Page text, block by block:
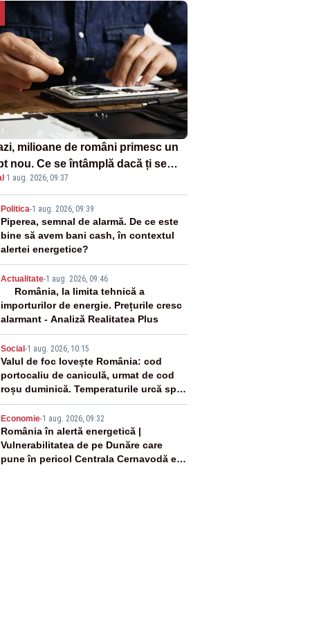
milioane de români primesc un
nou. Ce se întâmplă dacă ți se
un produs
·1 aug. 2026, 09:37
Politica-1 aug. 2026, 09:39
Piperea, semnal de alarmă. De ce este
bine să avem bani cash, în contextul
alertei energetice?
Actualitate-1 aug. 2026, 09:46
România, la limita tehnică a
importurilor de energie. Prețurile cresc
alarmant - Analiză Realitatea Plus
Social -1 aug. 2026, 10:15
Valul de foc lovește România: cod
portocaliu de caniculă, urmat de cod
roșu duminică. Temperaturile urcă spre
40°C
Economie-1 aug. 2026, 09:32
România în alertă energetică |
Vulnerabilitatea de pe Dunăre care
pune în pericol Centrala Cernavodă era